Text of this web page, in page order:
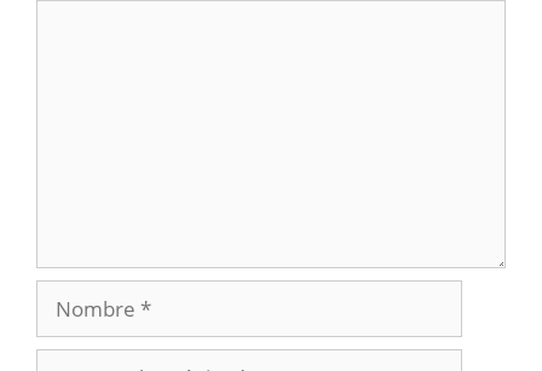
Nombre